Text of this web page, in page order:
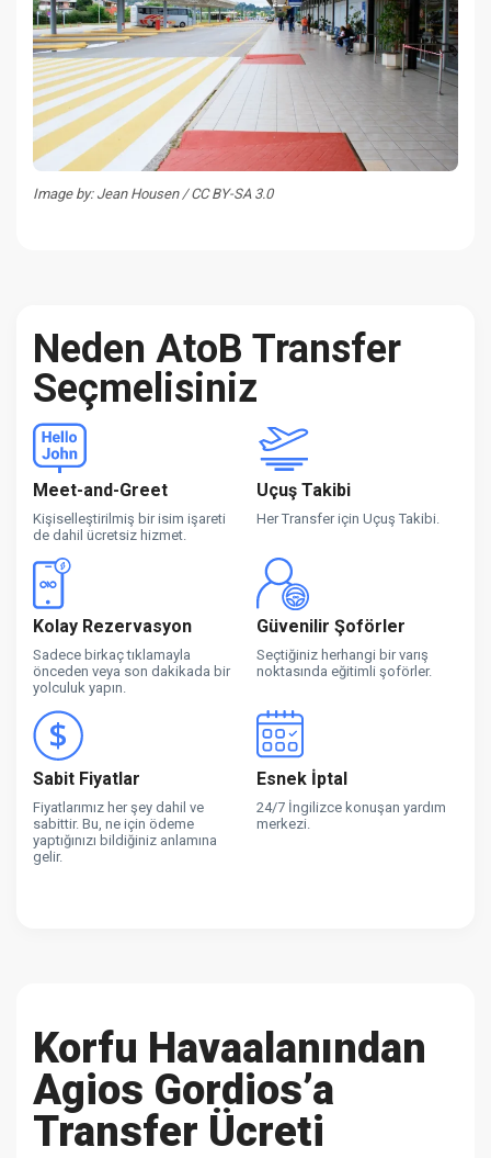
Image by: Jean Housen / CC BY-SA 3.0
Neden AtoB Transfer
Seçmelisiniz
Meet-and-Greet
Kişiselleştirilmiş bir isim işareti
de dahil ücretsiz hizmet.
Uçuş Takibi
Her Transfer için Uçuş Takibi.
Kolay Rezervasyon
Sadece birkaç tıklamayla
önceden veya son dakikada bir
yolculuk yapın.
Güvenilir Şoförler
Seçtiğiniz herhangi bir varış
noktasında eğitimli şoförler.
Sabit Fiyatlar
Fiyatlarımız her şey dahil ve
sabittir. Bu, ne için ödeme
yaptığınızı bildiğiniz anlamına
gelir.
Esnek İptal
24/7 İngilizce konuşan yardım
merkezi.
Korfu Havaalanından
Agios Gordios’a
Transfer Ücreti